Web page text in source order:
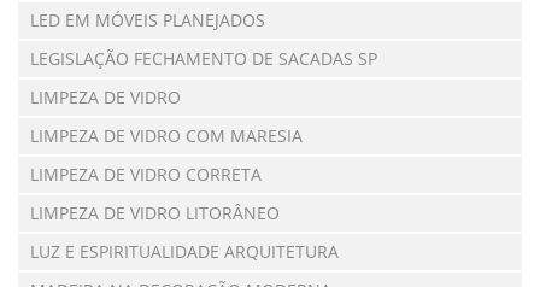
LED EM MÓVEIS PLANEJADOS
LEGISLAÇÃO FECHAMENTO DE SACADAS SP
LIMPEZA DE VIDRO
LIMPEZA DE VIDRO COM MARESIA
LIMPEZA DE VIDRO CORRETA
LIMPEZA DE VIDRO LITORÂNEO
LUZ E ESPIRITUALIDADE ARQUITETURA